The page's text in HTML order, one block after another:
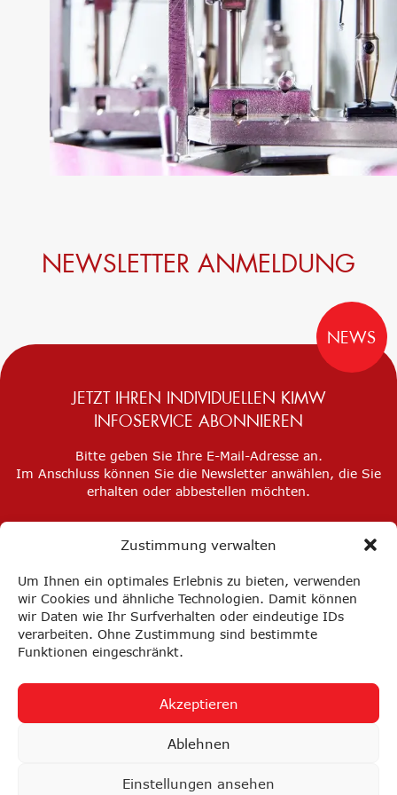
Zustimmung verwalten
Um Ihnen ein optimales Erlebnis zu bieten, verwenden
wir Cookies und ähnliche Technologien. Damit können
wir Daten wie Ihr Surfverhalten oder eindeutige IDs
verarbeiten. Ohne Zustimmung sind bestimmte
Funktionen eingeschränkt.
Akzeptieren
Ablehnen
Einstellungen ansehen
NEWSLETTER ANMELDUNG
NEWS
JETZT IHREN INDIVIDUELLEN KIMW
INFOSERVICE ABONNIEREN
Bitte geben Sie Ihre E-Mail-Adresse an.
Im Anschluss können Sie die Newsletter anwählen, die Sie
erhalten oder abbestellen möchten.
Impressum Datenschutz
Privatsphäre-Einstellungen
nach oben ↑